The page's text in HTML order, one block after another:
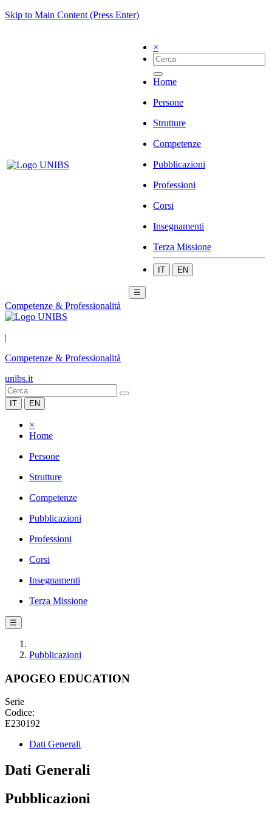
Skip to Main Content (Press Enter)
×
Home
Persone
Strutture
Competenze
Pubblicazioni
Professioni
Corsi
Insegnamenti
Terza Missione
IT EN
☰
Competenze & Professionalità
|
Competenze & Professionalità
unibs.it
IT EN
×
Home
Persone
Strutture
Competenze
Pubblicazioni
Professioni
Corsi
Insegnamenti
Terza Missione
☰
Pubblicazioni
APOGEO EDUCATION
Serie
Codice:
E230192
Dati Generali
Dati Generali
Pubblicazioni